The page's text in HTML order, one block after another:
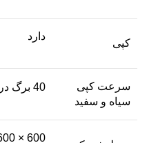
کپی
دارد
سرعت کپی
سیاه و سفید
40 برگ در دقیقه
600 × 600 dpi